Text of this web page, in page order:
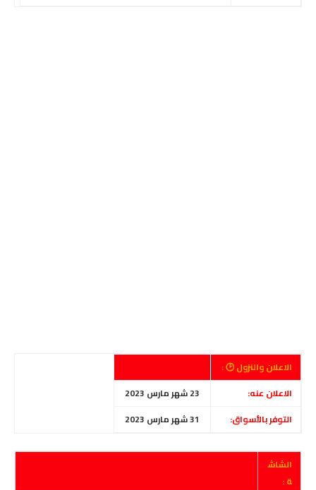
الاعلان والنزول 🕑 :
الاعلان عنه:
التوفر بالأسواق:
الشاش
ة :